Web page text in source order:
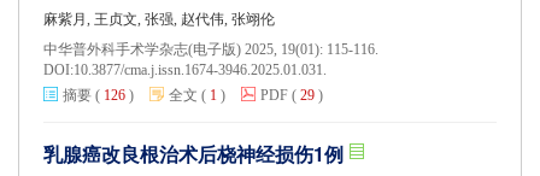
麻紫月, 王贞文, 张强, 赵代伟, 张翊伦
中华普外科手术学杂志(电子版) 2025, 19(01): 115-116.
DOI:10.3877/cma.j.issn.1674-3946.2025.01.031.
摘要 ( 126 ) 全文 ( 1 ) PDF ( 29 )
乳腺癌改良根治术后桡神经损伤1例